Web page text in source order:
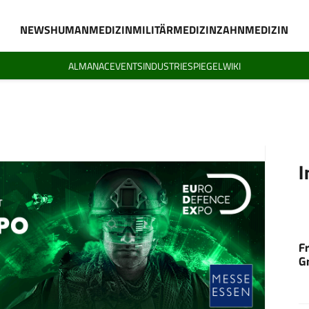
NEWSHUMANMEDIZINMILITÄRMEDIZINZAHNMEDIZIN
ALMANACEVENTSINDUSTRIESPIEGELWIKI